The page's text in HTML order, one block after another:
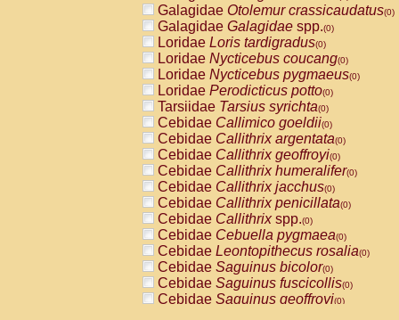
Galagidae Otolemur crassicaudatus(0)
Galagidae Galagidae spp.(0)
Loridae Loris tardigradus(0)
Loridae Nycticebus coucang(0)
Loridae Nycticebus pygmaeus(0)
Loridae Perodicticus potto(0)
Tarsiidae Tarsius syrichta(0)
Cebidae Callimico goeldii(0)
Cebidae Callithrix argentata(0)
Cebidae Callithrix geoffroyi(0)
Cebidae Callithrix humeralifer(0)
Cebidae Callithrix jacchus(0)
Cebidae Callithrix penicillata(0)
Cebidae Callithrixspp.(0)
Cebidae Cebuella pygmaea(0)
Cebidae Leontopithecus rosalia(0)
Cebidae Saguinus bicolor(0)
Cebidae Saguinus fuscicollis(0)
Cebidae Saguinus geoffroyi(0)